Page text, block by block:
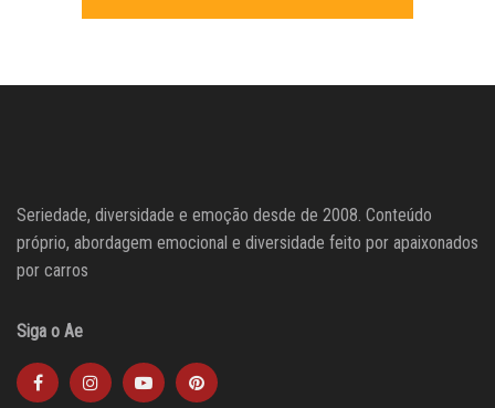
Seriedade, diversidade e emoção desde de 2008. Conteúdo
próprio, abordagem emocional e diversidade feito por apaixonados
por carros
Siga o Ae